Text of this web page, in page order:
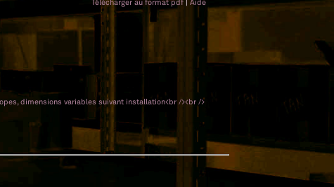
Télécharger au format pdf | Aide